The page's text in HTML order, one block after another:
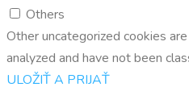
Others
Other uncategorized cookies
analyzed and have not been
ULOŽIŤ A PRIJAŤ